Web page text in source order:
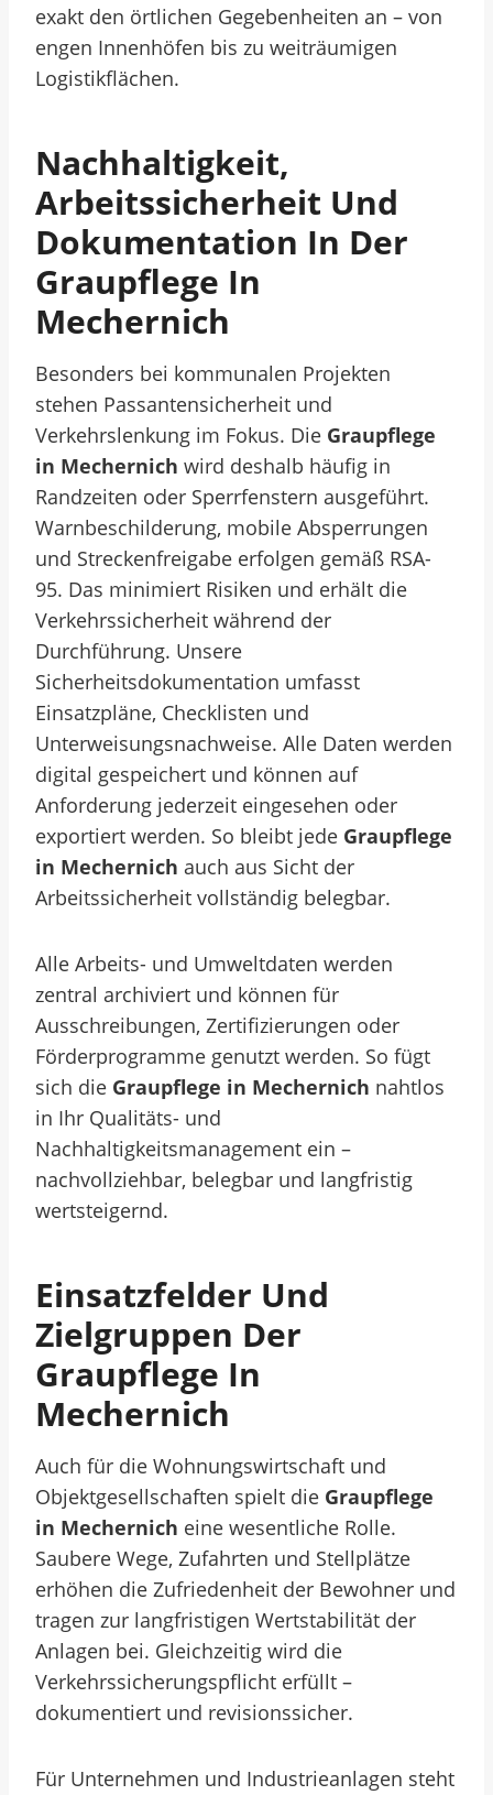
exakt den örtlichen Gegebenheiten an – von
engen Innenhöfen bis zu weiträumigen
Logistikflächen.
Nachhaltigkeit,
Arbeitssicherheit Und
Dokumentation In Der
Graupflege In
Mechernich
Besonders bei kommunalen Projekten
stehen Passantensicherheit und
Verkehrslenkung im Fokus. Die Graupflege
in Mechernich wird deshalb häufig in
Randzeiten oder Sperrfenstern ausgeführt.
Warnbeschilderung, mobile Absperrungen
und Streckenfreigabe erfolgen gemäß RSA-
95. Das minimiert Risiken und erhält die
Verkehrssicherheit während der
Durchführung. Unsere
Sicherheitsdokumentation umfasst
Einsatzpläne, Checklisten und
Unterweisungsnachweise. Alle Daten werden
digital gespeichert und können auf
Anforderung jederzeit eingesehen oder
exportiert werden. So bleibt jede Graupflege
in Mechernich auch aus Sicht der
Arbeitssicherheit vollständig belegbar.
Alle Arbeits- und Umweltdaten werden
zentral archiviert und können für
Ausschreibungen, Zertifizierungen oder
Förderprogramme genutzt werden. So fügt
sich die Graupflege in Mechernich nahtlos
in Ihr Qualitäts- und
Nachhaltigkeitsmanagement ein –
nachvollziehbar, belegbar und langfristig
wertsteigernd.
Einsatzfelder Und
Zielgruppen Der
Graupflege In
Mechernich
Auch für die Wohnungswirtschaft und
Objektgesellschaften spielt die Graupflege
in Mechernich eine wesentliche Rolle.
Saubere Wege, Zufahrten und Stellplätze
erhöhen die Zufriedenheit der Bewohner und
tragen zur langfristigen Wertstabilität der
Anlagen bei. Gleichzeitig wird die
Verkehrssicherungspflicht erfüllt –
dokumentiert und revisionssicher.
Für Unternehmen und Industrieanlagen steht